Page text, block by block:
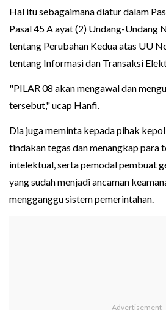
Hal itu sebagaimana diatur dalam
Pasal 45 A ayat (2) Undang-Undang
tentang Perubahan Kedua atas UU
tentang Informasi dan Transaksi
"PILAR 08 akan mengawal dan
tersebut," ucap Hanfi.
Dia juga meminta kepada pihak
tindakan tegas dan menangkap para
intelektual, serta pemodal pembuat
yang sudah menjadi ancaman
mengganggu sistem pemerintahan.